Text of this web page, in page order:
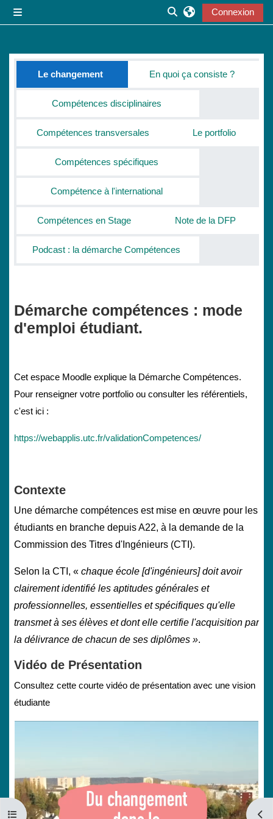
Activer/désactiver la
Connexion
Ouvrir l’index du cours
Résumé de section
Le changement En quoi ça consiste ?
Compétences disciplinaires
Compétences transversales Le portfolio
Compétences spécifiques
Compétence à l'international
Compétences en Stage Note de la DFP
Podcast : la démarche Compétences
Démarche compétences : mode
d'emploi étudiant.
Cet espace Moodle explique la Démarche Compétences.
Pour renseigner votre portfolio ou consulter les référentiels,
c'est ici :
https://webapplis.utc.fr/validationCompetences/
Contexte
Une démarche compétences est mise en œuvre pour les
étudiants en branche depuis A22, à la demande de la
Commission des Titres d'Ingénieurs (CTI).
Selon la CTI, « chaque école [d'ingénieurs] doit avoir
clairement identifié les aptitudes générales et
professionnelles, essentielles et spécifiques qu'elle
transmet à ses élèves et dont elle certifie l'acquisition par
la délivrance de chacun de ses diplômes ».
Vidéo de Présentation
Consultez cette courte vidéo de présentation avec une vision
étudiante